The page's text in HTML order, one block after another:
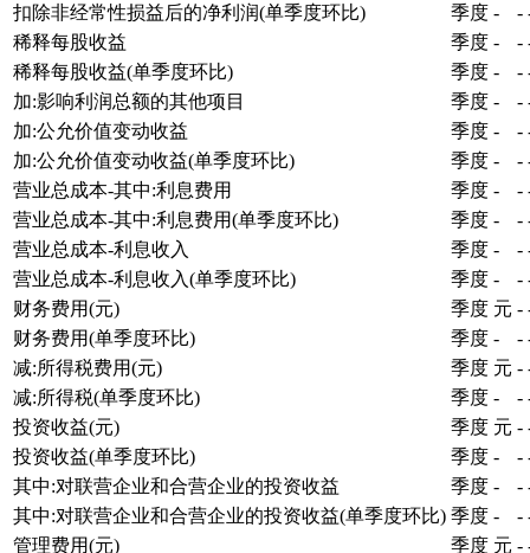
扣除非经常性损益后的净利润(单季度环比)
季度 - -
稀释每股收益
季度 - -
稀释每股收益(单季度环比)
季度 - -
加:影响利润总额的其他项目
季度 - -
加:公允价值变动收益
季度 - -
加:公允价值变动收益(单季度环比)
季度 - -
营业总成本-其中:利息费用
季度 - -
营业总成本-其中:利息费用(单季度环比)
季度 - -
营业总成本-利息收入
季度 - -
营业总成本-利息收入(单季度环比)
季度 - -
财务费用(元)
季度 元 -
财务费用(单季度环比)
季度 - -
减:所得税费用(元)
季度 元 -
减:所得税(单季度环比)
季度 - -
投资收益(元)
季度 元 -
投资收益(单季度环比)
季度 - -
其中:对联营企业和合营企业的投资收益
季度 - -
其中:对联营企业和合营企业的投资收益(单季度环比) 季度 - -
管理费用(元)
季度 元 -